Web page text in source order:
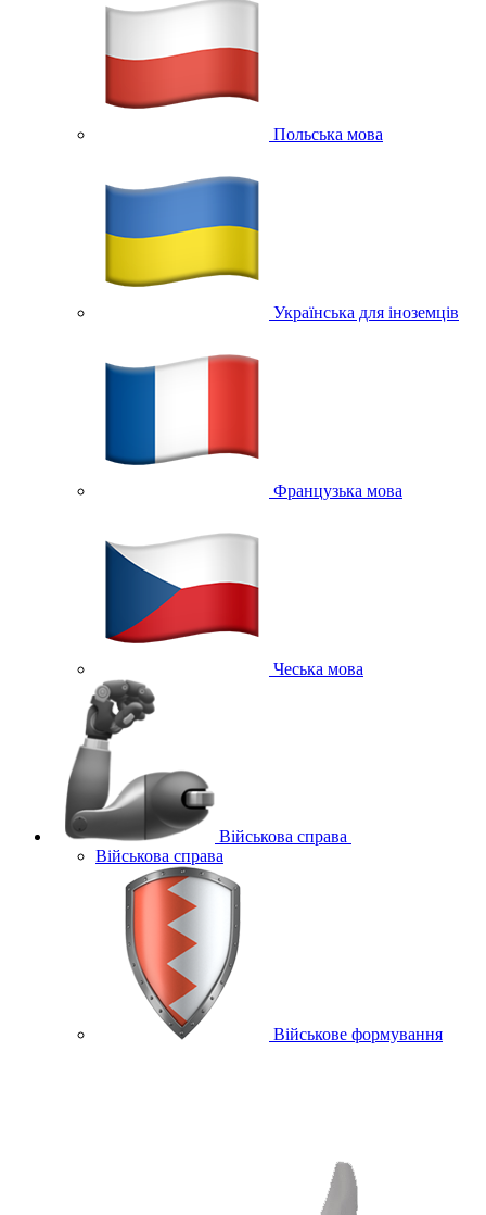
Польська мова
Українська для іноземців
Французька мова
Чеська мова
Військова справа
Військова справа
Військове формування